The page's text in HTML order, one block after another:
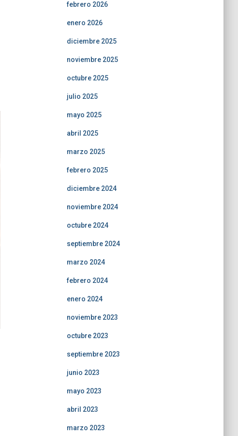
febrero 2026
enero 2026
diciembre 2025
noviembre 2025
octubre 2025
julio 2025
mayo 2025
abril 2025
marzo 2025
febrero 2025
diciembre 2024
noviembre 2024
octubre 2024
septiembre 2024
marzo 2024
febrero 2024
enero 2024
noviembre 2023
octubre 2023
septiembre 2023
junio 2023
mayo 2023
abril 2023
marzo 2023